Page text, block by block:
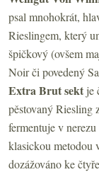
psal mnohokrát,
Rieslingem, který
špičkový (ovšem
Noir či povedený
Extra Brut sekt je
pěstovaný Riesling
fermentuje v
klasickou metodou
dozážováno ke